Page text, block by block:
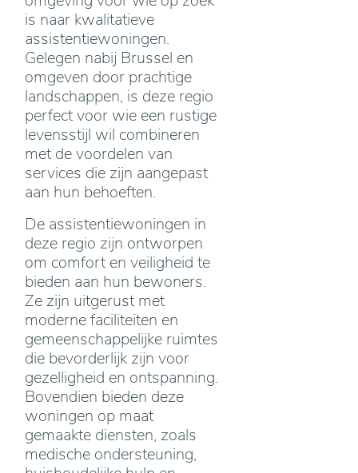
is naar kwalitatieve
assistentiewoningen.
Gelegen nabij Brussel en
omgeven door prachtige
landschappen, is deze regio
perfect voor wie een rustige
levensstijl wil combineren
met de voordelen van
services die zijn aangepast
aan hun behoeften.
De assistentiewoningen in
deze regio zijn ontworpen
om comfort en veiligheid te
bieden aan hun bewoners.
Ze zijn uitgerust met
moderne faciliteiten en
gemeenschappelijke ruimtes
die bevorderlijk zijn voor
gezelligheid en ontspanning.
Bovendien bieden deze
woningen op maat
gemaakte diensten, zoals
medische ondersteuning,